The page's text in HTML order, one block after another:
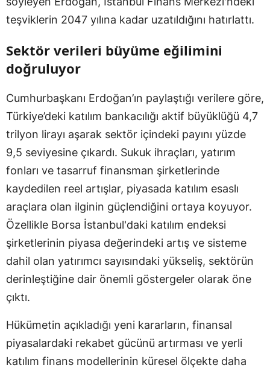
teşviklerin 2047 yılına kadar uzatıldığını hatırlattı.
Sektör verileri büyüme eğilimini
doğruluyor
Cumhurbaşkanı Erdoğan’ın paylaştığı verilere göre,
Türkiye’deki katılım bankacılığı aktif büyüklüğü 4,7
trilyon lirayı aşarak sektör içindeki payını yüzde
9,5 seviyesine çıkardı. Sukuk ihraçları, yatırım
fonları ve tasarruf finansman şirketlerinde
kaydedilen reel artışlar, piyasada katılım esaslı
araçlara olan ilginin güçlendiğini ortaya koyuyor.
Özellikle Borsa İstanbul'daki katılım endeksi
şirketlerinin piyasa değerindeki artış ve sisteme
dahil olan yatırımcı sayısındaki yükseliş, sektörün
derinleştiğine dair önemli göstergeler olarak öne
çıktı.
Hükümetin açıkladığı yeni kararların, finansal
piyasalardaki rekabet gücünü artırması ve yerli
katılım finans modellerinin küresel ölçekte daha